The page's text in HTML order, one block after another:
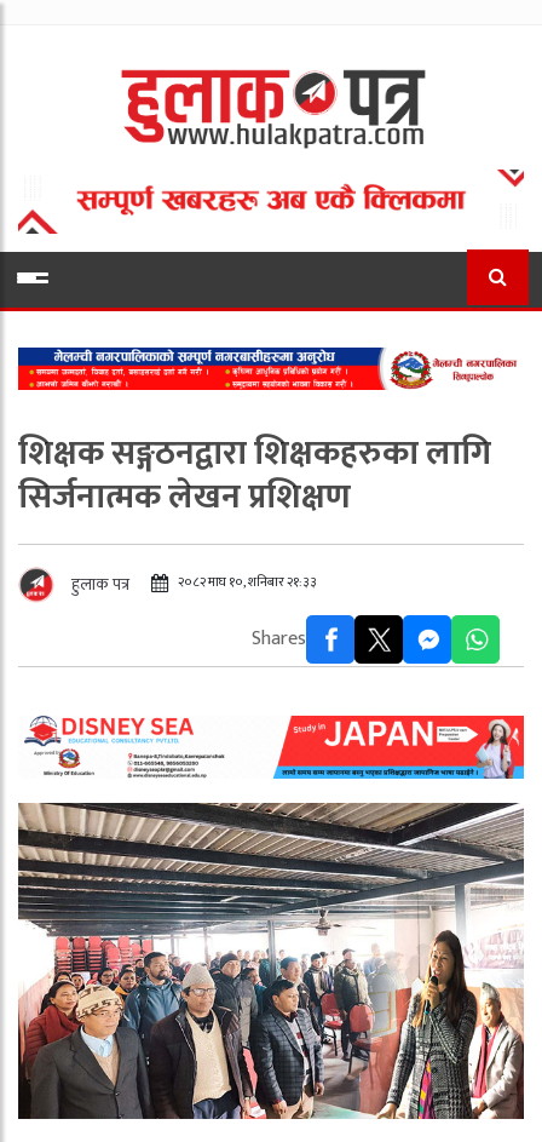
शिक्षक सङ्गठनद्वारा शिक्षकहरुका लागि
सिर्जनात्मक लेखन प्रशिक्षण
हुलाक पत्र २०८२ माघ १०, शनिबार २१:३३
Shares